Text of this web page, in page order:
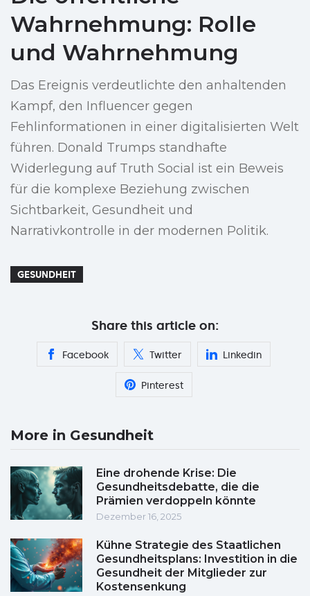
Wahrnehmung: Rolle
und Wahrnehmung
Das Ereignis verdeutlichte den anhaltenden
Kampf, den Influencer gegen
Fehlinformationen in einer digitalisierten Welt
führen. Donald Trumps standhafte
Widerlegung auf Truth Social ist ein Beweis
für die komplexe Beziehung zwischen
Sichtbarkeit, Gesundheit und
Narrativkontrolle in der modernen Politik.
GESUNDHEIT
Share this article on:
Facebook Twitter Linkedin
Pinterest
More in Gesundheit
Eine drohende Krise: Die
Gesundheitsdebatte, die die
Prämien verdoppeln könnte
Dezember 16, 2025
Kühne Strategie des Staatlichen
Gesundheitsplans: Investition in die
Gesundheit der Mitglieder zur
Kostensenkung